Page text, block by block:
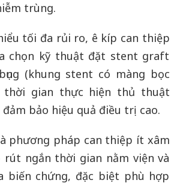
trùng.
tối đa rủi ro, ê kíp can thiệp
chọn kỹ thuật đặt stent graft
(khung stent có màng bọc
thời gian thực hiện thủ thuật
bảo hiệu quả điều trị cao.
phương pháp can thiệp ít xâm
rút ngắn thời gian nằm viện và
biến chứng, đặc biệt phù hợp